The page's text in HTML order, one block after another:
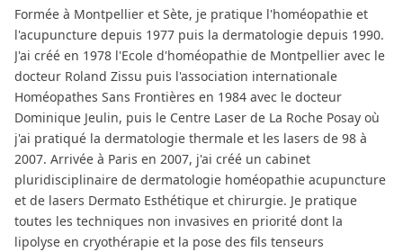
Formée à Montpellier et Sète, je pratique l'homéopathie et
l'acupuncture depuis 1977 puis la dermatologie depuis 1990.
J'ai créé en 1978 l'Ecole d'homéopathie de Montpellier avec le
docteur Roland Zissu puis l'association internationale
Homéopathes Sans Frontières en 1984 avec le docteur
Dominique Jeulin, puis le Centre Laser de La Roche Posay où
j'ai pratiqué la dermatologie thermale et les lasers de 98 à
2007. Arrivée à Paris en 2007, j'ai créé un cabinet
pluridisciplinaire de dermatologie homéopathie acupuncture
et de lasers Dermato Esthétique et chirurgie. Je pratique
toutes les techniques non invasives en priorité dont la
lipolyse en cryothérapie et la pose des fils tenseurs